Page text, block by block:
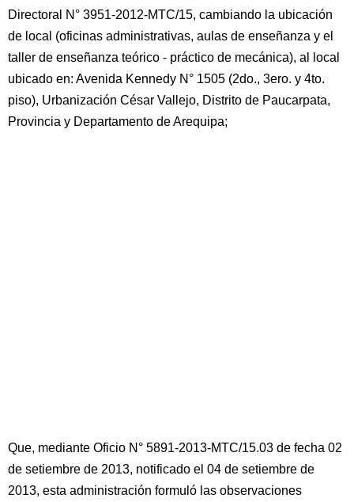
Directoral N° 3951-2012-MTC/15, cambiando la ubicación
de local (oficinas administrativas, aulas de enseñanza y el
taller de enseñanza teórico - práctico de mecánica), al local
ubicado en: Avenida Kennedy N° 1505 (2do., 3ero. y 4to.
piso), Urbanización César Vallejo, Distrito de Paucarpata,
Provincia y Departamento de Arequipa;
Que, mediante Oficio N° 5891-2013-MTC/15.03 de fecha 02
de setiembre de 2013, notificado el 04 de setiembre de
2013, esta administración formuló las observaciones